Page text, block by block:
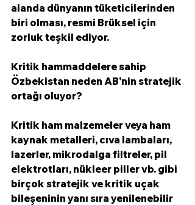
alanda dünyanın tüketicilerinden
biri olması, resmi Brüksel için
zorluk teşkil ediyor.
Kritik hammaddelere sahip
Özbekistan neden AB'nin stratejik
ortağı oluyor?
Kritik ham malzemeler veya ham
kaynak metalleri, cıva lambaları,
lazerler, mikrodalga filtreler, pil
elektrotları, nükleer piller vb. gibi
birçok stratejik ve kritik uçak
bileşeninin yanı sıra yenilenebilir